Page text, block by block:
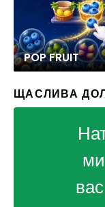
POP FRUIT
ЩАСЛИВА